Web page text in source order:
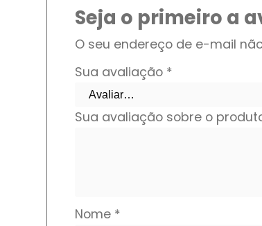
Seja o primeiro a
O seu endereço de e-mail
Sua avaliação *
Sua avaliação sobre o
Nome *